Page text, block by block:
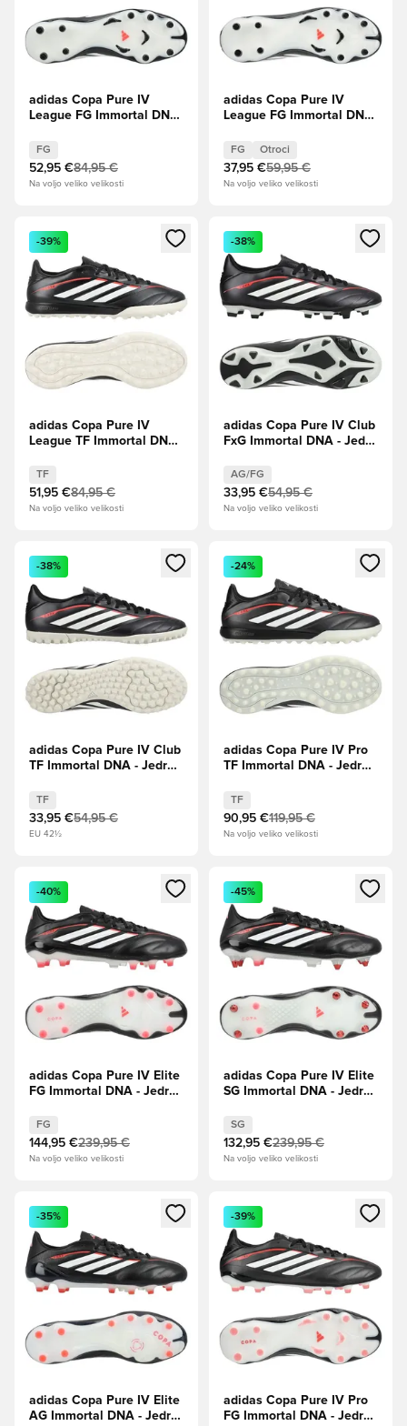
adidas Copa Pure IV
League FG Immortal DNA
rdeča
FG
52,95 €84,95 €
Na voljo veliko velikosti
adidas Copa Pure IV
League FG Immortal DNA
rdeča Otroci
FG Otroci
37,95 €59,95 €
Na voljo veliko velikosti
Odpre Modal za prijavo ali vpis kot član
-39%
adidas Copa Pure IV
League TF Immortal DNA
rdeča
TF
51,95 €84,95 €
Na voljo veliko velikosti
Odpre Modal za prijavo ali
-38%
adidas Copa Pure IV Club
FxG Immortal DNA - Jedro
AG/FG
33,95 €54,95 €
Na voljo veliko velikosti
Odpre Modal za prijavo ali vpis kot član
-38%
adidas Copa Pure IV Club
TF Immortal DNA - Jedro
TF
33,95 €54,95 €
EU 42½
Odpre Modal za prijavo ali
-24%
adidas Copa Pure IV Pro
TF Immortal DNA - Jedro
TF
90,95 €119,95 €
Na voljo veliko velikosti
Odpre Modal za prijavo ali vpis kot član
-40%
adidas Copa Pure IV Elite
FG Immortal DNA - Jedro
FG
144,95 €239,95 €
Na voljo veliko velikosti
Odpre Modal za prijavo ali
-45%
adidas Copa Pure IV Elite
SG Immortal DNA - Jedro
SG
132,95 €239,95 €
Na voljo veliko velikosti
Odpre Modal za prijavo ali vpis kot član
-35%
adidas Copa Pure IV Elite
AG Immortal DNA - Jedro
Odpre Modal za prijavo ali
-39%
adidas Copa Pure IV Pro
FG Immortal DNA - Jedro